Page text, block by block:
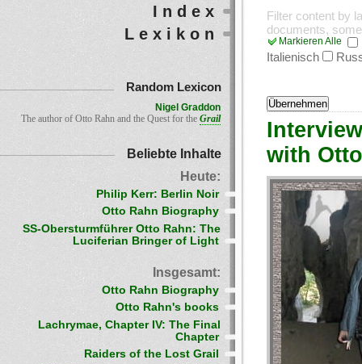
Filter content by
documents,
Markieren Alle
Italienisch
with
Index
Lexikon
Random Lexicon
Nigel Graddon
The author of Otto Rahn and the Quest for theGrail
Beliebte Inhalte
Heute:
Philip Kerr: Berlin Noir
Otto Rahn Biography
SS-Obersturmführer Otto Rahn: The
Luciferian Bringer of Light
Insgesamt:
Otto Rahn Biography
Otto Rahn's books
Lachrymae, Chapter IV: The Final
Chapter
Raiders of the Lost Grail